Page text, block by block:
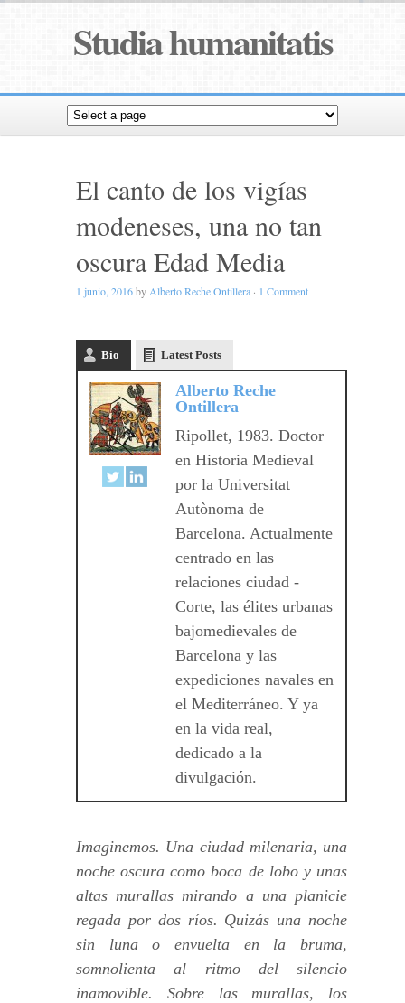
Studia humanitatis
El canto de los vigías
modeneses, una no tan
oscura Edad Media
1 junio, 2016by Alberto Reche Ontillera · 1 Comment
Bio Latest Posts
Alberto Reche
Ontillera
Ripollet, 1983. Doctor
en Historia Medieval
por la Universitat
Autònoma de
Barcelona. Actualmente
centrado en las
relaciones ciudad -
Corte, las élites urbanas
bajomedievales de
Barcelona y las
expediciones navales en
el Mediterráneo. Y ya
en la vida real,
dedicado a la
divulgación.
Imaginemos. Una ciudad milenaria, una
noche oscura como boca de lobo y unas
altas murallas mirando a una planicie
regada por dos ríos. Quizás una noche
sin luna o envuelta en la bruma,
somnolienta al ritmo del silencio
inamovible. Sobre las murallas, los